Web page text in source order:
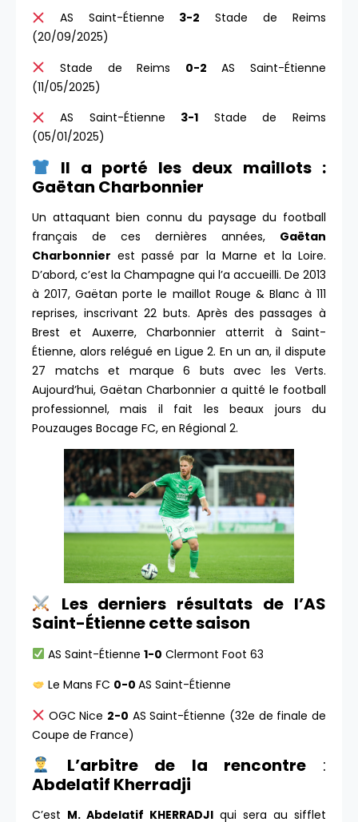
AS Saint-Étienne 3-2 Stade de Reims
(20/09/2025)
Stade de Reims 0-2AS Saint-Étienne
(11/05/2025)
AS Saint-Étienne 3-1 Stade de Reims
(05/01/2025)
Il a porté les deux maillots :
Gaëtan Charbonnier
Un attaquant bien connu du paysage du football
français de ces dernières années, Gaëtan
Charbonnier est passé par la Marne et la Loire.
D’abord, c’est la Champagne qui l’a accueilli. De 2013
à 2017, Gaëtan porte le maillot Rouge & Blanc à 111
reprises, inscrivant 22 buts. Après des passages à
Brest et Auxerre, Charbonnier atterrit à Saint-
Étienne, alors relégué en Ligue 2. En un an, il dispute
27 matchs et marque 6 buts avec les Verts.
Aujourd’hui, Gaëtan Charbonnier a quitté le football
professionnel, mais il fait les beaux jours du
Pouzauges Bocage FC, en Régional 2.
Les derniers résultats de l’AS
Saint-Étienne cette saison
AS Saint-Étienne 1-0 Clermont Foot 63
Le Mans FC 0-0 AS Saint-Étienne
OGC Nice 2-0 AS Saint-Étienne (32e de finale de
Coupe de France)
L’arbitre de la rencontre:
Abdelatif Kherradji
C’est M. Abdelatif KHERRADJI qui sera au sifflet